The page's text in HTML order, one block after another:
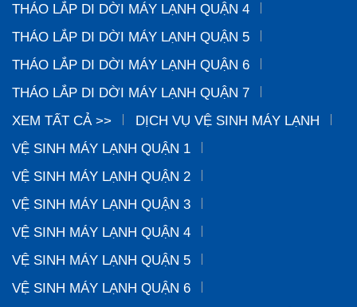
THÁO LẮP DI DỜI MÁY LẠNH QUẬN 4
THÁO LẮP DI DỜI MÁY LẠNH QUẬN 5
THÁO LẮP DI DỜI MÁY LẠNH QUẬN 6
THÁO LẮP DI DỜI MÁY LẠNH QUẬN 7
XEM TẤT CẢ >>
DỊCH VỤ VỆ SINH MÁY LẠNH
VỆ SINH MÁY LẠNH QUẬN 1
VỆ SINH MÁY LẠNH QUẬN 2
VỆ SINH MÁY LẠNH QUẬN 3
VỆ SINH MÁY LẠNH QUẬN 4
VỆ SINH MÁY LẠNH QUẬN 5
VỆ SINH MÁY LẠNH QUẬN 6